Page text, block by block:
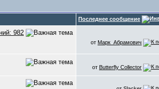
Последнее сообщение
от Марк_Абрамович
от Butterfly Collector